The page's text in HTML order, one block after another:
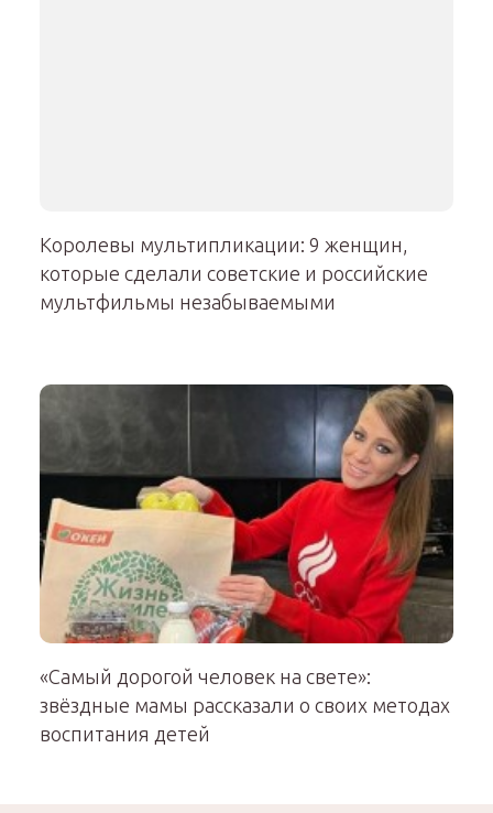
Королевы мультипликации: 9 женщин,
которые сделали советские и российские
мультфильмы незабываемыми
«Самый дорогой человек на свете»:
звёздные мамы рассказали о своих методах
воспитания детей